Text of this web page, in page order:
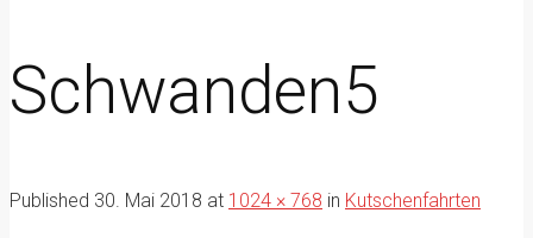
Schwanden5
Published 30. Mai 2018 at 1024 × 768 in Kutschenfahrten